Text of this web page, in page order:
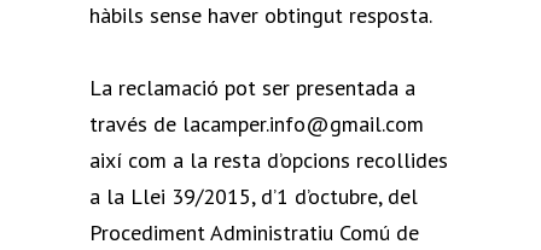
hàbils sense haver obtingut resposta.
La reclamació pot ser presentada a
través de lacamper.info@gmail.com
així com a la resta d’opcions recollides
a la Llei 39/2015, d’1 d’octubre, del
Procediment Administratiu Comú de